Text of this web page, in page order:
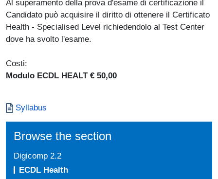
Al superamento della prova d'esame di certificazione il
Candidato può acquisire il diritto di ottenere il Certificato
Health - Specialised Level richiedendolo al Test Center
dove ha svolto l'esame.
Costi:
Modulo ECDL HEALT € 50,00
Documento
Syllabus
Browse the section
Digicomp 2.2
ECDL Health